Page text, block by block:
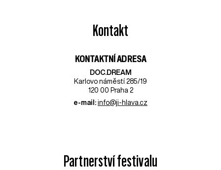
Kontakt
KONTAKTNÍ ADRESA
DOC.DREAM​
Karlovo náměstí 285/19
120 00 Praha 2
e-mail: info@ji-hlava.cz
Partnerství festivalu